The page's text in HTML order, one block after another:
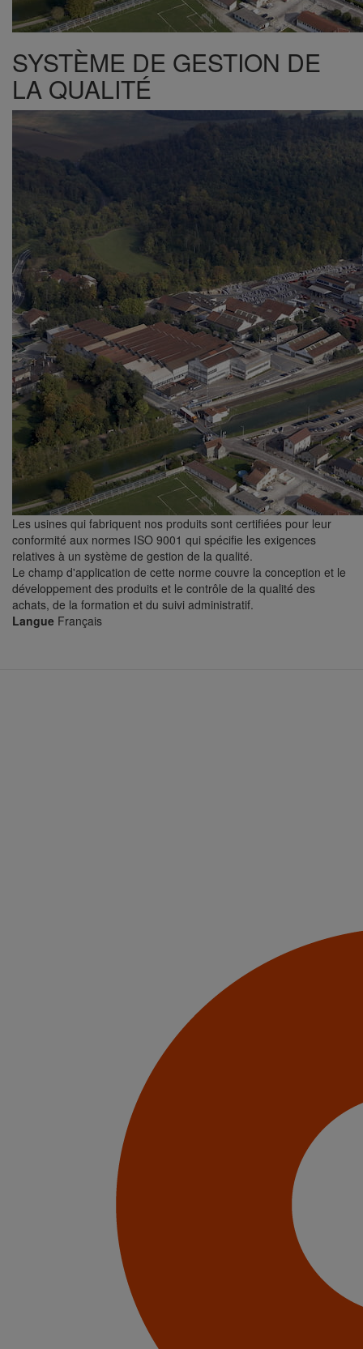
SYSTÈME DE GESTION DE
LA QUALITÉ
Les usines qui fabriquent nos produits sont certifiées pour leur
conformité aux normes ISO 9001 qui spécifie les exigences
relatives à un système de gestion de la qualité.
Le champ d'application de cette norme couvre la conception et le
développement des produits et le contrôle de la qualité des
achats, de la formation et du suivi administratif.
Langue Français